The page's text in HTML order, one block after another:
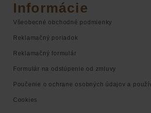
Informácie
Všeobecné obchodné podmienky
Reklamačný poriadok
Reklamačný formulár
Formulár na odstúpenie od zmluvy
Poučenie o ochrane osobných údajov a
Cookies